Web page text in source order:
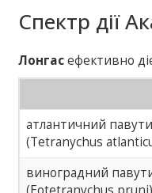
Спектр дії
Лонгасефективно
атлантичний
(Tetranychus
виноградний